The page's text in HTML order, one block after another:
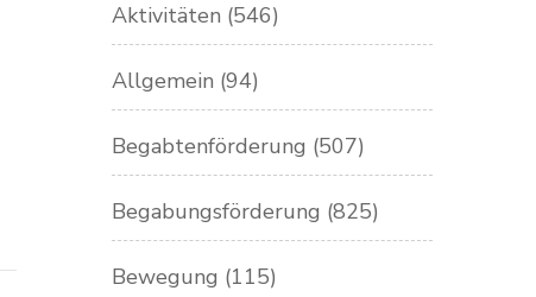
Aktivitäten (546)
Allgemein (94)
Begabtenförderung (507)
Begabungsförderung (825)
Bewegung (115)